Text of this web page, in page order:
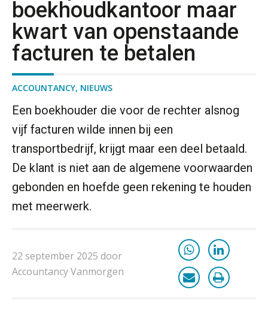
boekhoudkantoor maar
kwart van openstaande
facturen te betalen
ACCOUNTANCY, NIEUWS
Een boekhouder die voor de rechter alsnog
vijf facturen wilde innen bij een
transportbedrijf, krijgt maar een deel betaald.
De klant is niet aan de algemene voorwaarden
gebonden en hoefde geen rekening te houden
met meerwerk.
22 september 2025 door
Accountancy Vanmorgen
ICT & AI | “Slim automatiseren begint